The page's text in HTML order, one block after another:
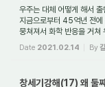
우주는 대체 어떻게 해서
지금으로부터 45억년 전에
뭉쳐져서 화학 반응을 거쳐
Date 2021.02.14 By
창세기강해(17) 왜 둘